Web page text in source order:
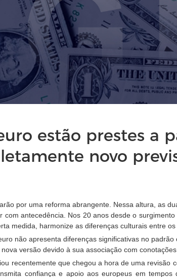
estão prestes a
novo
por uma reforma abrangente. Nessa altura, as
com antecedência. Nos 20 anos desde o
medida, harmonize as diferenças culturais entre
não apresenta diferenças significativas no
versão devido à sua associação com
recentemente que chegou a hora de uma
confiança e apoio aos europeus em